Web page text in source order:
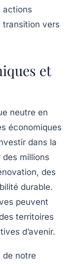
actions
transition vers
et
neutre en
économiques
dans la
millions
des
durable.
peuvent
territoires
d’avenir.
de notre